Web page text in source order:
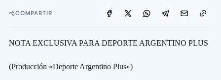
COMPARTIR
NOTA EXCLUSIVA PARA DEPORTE ARGENTINO PLUS
(Producción «Deporte Argentino Plus»)